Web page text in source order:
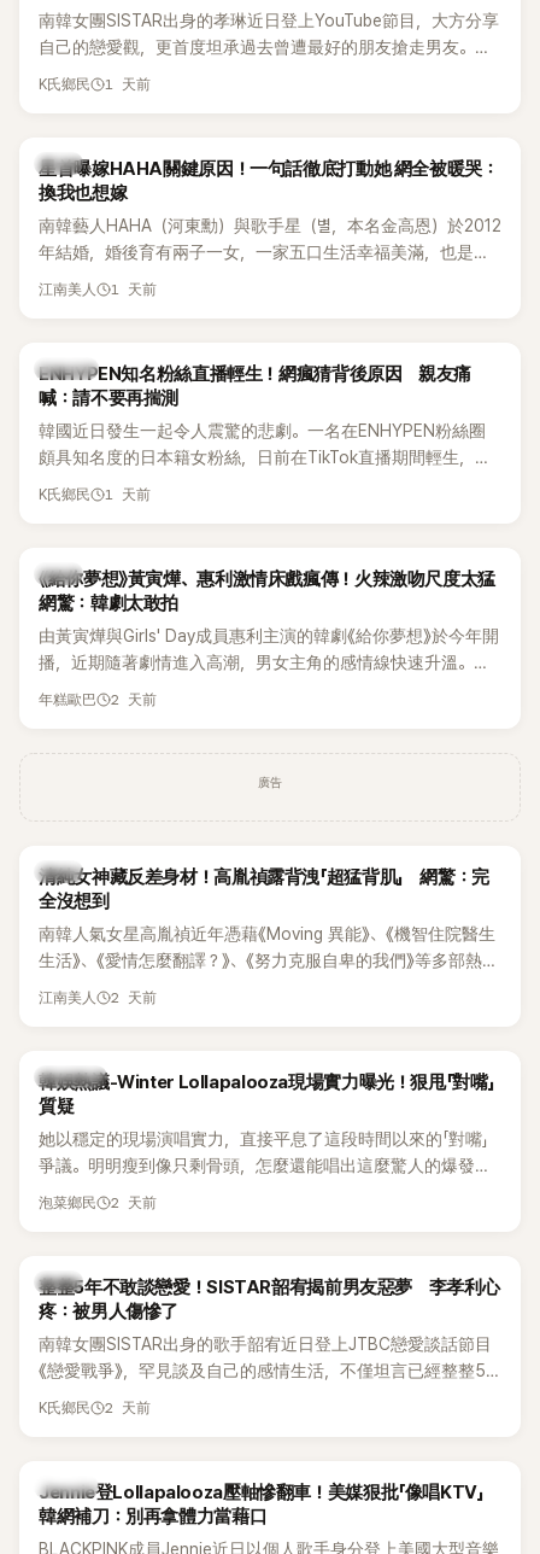
南韓女團SISTAR出身的孝琳近日登上YouTube節目，大方分享
自己的戀愛觀，更首度坦承過去曾遭最好的朋友搶走男友。她
表示，當時選擇瀟灑放手，但如果同樣的事情現在再發生，「我
K氏鄉民 1 天前
韓星
星首曝嫁HAHA關鍵原因！一句話徹底打動她 網全被暖哭：
換我也想嫁
南韓藝人HAHA（河東勳）與歌手星（별，本名金高恩）於2012
年結婚，婚後育有兩子一女，一家五口生活幸福美滿，也是韓
國演藝圈公認的模範夫妻。近日，星首度公開當年決定嫁給
江南美人 1 天前
K-POP
ENHYPEN知名粉絲直播輕生！網瘋猜背後原因 親友痛
喊：請不要再揣測
韓國近日發生一起令人震驚的悲劇。一名在ENHYPEN粉絲圈
頗具知名度的日本籍女粉絲，日前在TikTok直播期間輕生，最
終不幸身亡，消息曝光後震驚韓網，也讓不少粉絲湧入社群平
K氏鄉民 1 天前
韓劇
《給你夢想》黃寅燁、惠利激情床戲瘋傳！火辣激吻尺度太猛
網驚：韓劇太敢拍
由黃寅燁與Girls' Day成員惠利主演的韓劇《給你夢想》於今年開
播，近期隨著劇情進入高潮，男女主角的感情線快速升溫。最
新播出的第8集不僅上演火辣吻戲，更接連出現床戲橋段，讓
年糕歐巴 2 天前
廣告
韓星
清純女神藏反差身材！高胤禎露背洩「超猛背肌」 網驚：完
全沒想到
南韓人氣女星高胤禎近年憑藉《Moving 異能》、《機智住院醫生
生活》、《愛情怎麼翻譯？》、《努力克服自卑的我們》等多部熱門
作品，躍升為韓劇新一代女神代表，不僅演技備受肯定，精緻
細身材下的超狂背肌與肩膀線條，反差感十足，讓不少網友看
傻直呼：「原來她身材這麼猛！」
江南美人 2 天前
熱議討論
韓娛熱議-Winter Lollapalooza現場實力曝光！狠甩「對嘴」
質疑
她以穩定的現場演唱實力，直接平息了這段時間以來的「對嘴」
爭議。明明瘦到像只剩骨頭，怎麼還能唱出這麼驚人的爆發力
和音量？
泡菜鄉民 2 天前
韓星
整整5年不敢談戀愛！SISTAR韶宥揭前男友惡夢 李孝利心
疼：被男人傷慘了
南韓女團SISTAR出身的歌手韶宥近日登上JTBC戀愛談話節目
《戀愛戰爭》，罕見談及自己的感情生活，不僅坦言已經整整5
年沒有談戀愛，更首度透露空窗至今的原因，全與上一段戀情
K氏鄉民 2 天前
K-POP
Jennie登Lollapalooza壓軸慘翻車！美媒狠批「像唱KTV」
韓網補刀：別再拿體力當藉口
BLACKPINK成員Jennie近日以個人歌手身分登上美國大型音樂